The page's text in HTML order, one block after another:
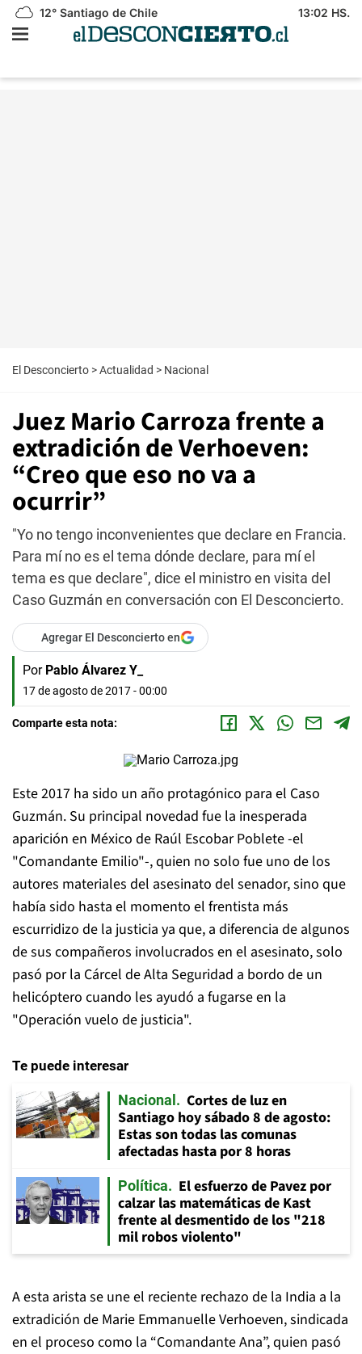
12° Santiago de Chile 13:02 HS.
El Desconcierto >Actualidad > Nacional
Juez Mario Carroza frente a
extradición de Verhoeven:
“Creo que eso no va a
ocurrir”
"Yo no tengo inconvenientes que declare en Francia.
Para mí no es el tema dónde declare, para mí el
tema es que declare", dice el ministro en visita del
Caso Guzmán en conversación con El Desconcierto.
Agregar El Desconcierto en
Por Pablo Álvarez Y_
17 de agosto de 2017 - 00:00
Comparte esta nota:
Este 2017 ha sido un año protagónico para el Caso
Guzmán. Su principal novedad fue la inesperada
aparición en México de Raúl Escobar Poblete -el
"Comandante Emilio"-, quien no solo fue uno de los
autores materiales del asesinato del senador, sino que
había sido hasta el momento el frentista más
escurridizo de la justicia ya que, a diferencia de algunos
de sus compañeros involucrados en el asesinato, solo
pasó por la Cárcel de Alta Seguridad a bordo de un
helicóptero cuando les ayudó a fugarse en la
"Operación vuelo de justicia".
Te puede interesar
Nacional
Cortes de luz en
Santiago hoy sábado 8 de agosto:
Estas son todas las comunas
afectadas hasta por 8 horas
Política
El esfuerzo de Pavez por
calzar las matemáticas de Kast
frente al desmentido de los "218
mil robos violento"
A esta arista se une el reciente rechazo de la India a la
extradición de Marie Emmanuelle Verhoeven, sindicada
en el proceso como la “Comandante Ana”, quien pasó